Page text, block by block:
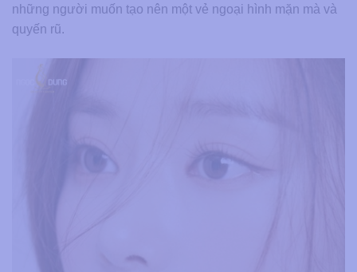
những người muốn tạo nên một vẻ ngoại hình mặn mà và
quyến rũ.